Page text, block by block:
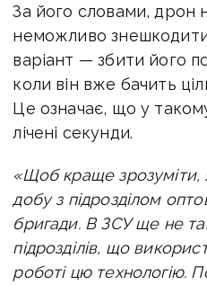
За його словами, дрон
неможливо
варіант — збити його
коли він вже бачить
Це означає, що у
лічені секунди.
«Щоб краще зрозуміти,
добу з підрозділом
бригади. В ЗСУ ще не
підрозділів, що
роботі цю технологію.